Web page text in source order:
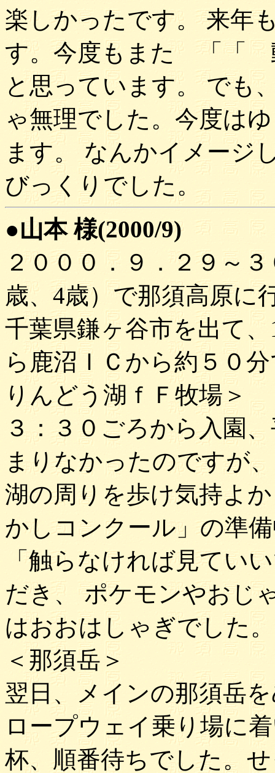
楽しかったです。 来年
す。今度もまた 「「
と思っています。 でも
ゃ無理でした。今度は
ます。 なんかイメージ
びっくりでした。
●山本 様(2000/9)
２０００．９．２９～
歳、4歳）で那須高原に
千葉県鎌ヶ谷市を出て
ら鹿沼ＩＣから約５０
りんどう湖ｆＦ牧場＞
３：３０ごろから入園
まりなかったのですが
湖の周りを歩け気持よ
かしコンクール」の準
「触らなければ見てい
だき、 ポケモンやおじ
はおおはしゃぎでした。
＜那須岳＞
翌日、メインの那須岳
ロープウェイ乗り場に
杯、順番待ちでした。